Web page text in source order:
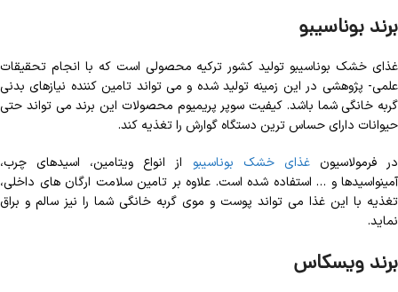
برند بوناسیبو
غذای خشک بوناسیبو تولید کشور ترکیه محصولی است که با انجام تحقیقات
علمی- پژوهشی در این زمینه تولید شده و می تواند تامین کننده نیازهای بدنی
گربه خانگی شما باشد. کیفیت سوپر پریمیوم محصولات این برند می تواند حتی
حیوانات دارای حساس ترین دستگاه گوارش را تغذیه کند.
در فرمولاسیونغذای خشک بوناسیبو از انواع ویتامین، اسیدهای چرب،
آمینواسیدها و … استفاده شده است. علاوه بر تامین سلامت ارگان های داخلی،
تغذیه با این غذا می تواند پوست و موی گربه خانگی شما را نیز سالم و براق
نماید.
برند ویسکاس